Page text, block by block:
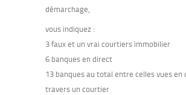
démarchage,
vous indiquez :
3 faux et un vrai courtiers immobilier
6 banques en direct
13 banques au total entre celles vues en
travers un courtier